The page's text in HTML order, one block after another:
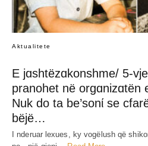
JEP MENDIMIN TËND